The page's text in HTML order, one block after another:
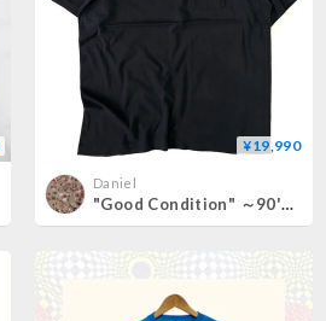
¥19,990
Daniel
"Good Condition" ～90's Fruit of the loom "Knoll" Pocket Tee XXLサイズ